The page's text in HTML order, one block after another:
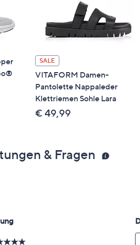
SALE
VITAFORM Damen-
Pantolette Nappaleder
Klettriemen Sohle Lara
€ 49,99
& Fragen